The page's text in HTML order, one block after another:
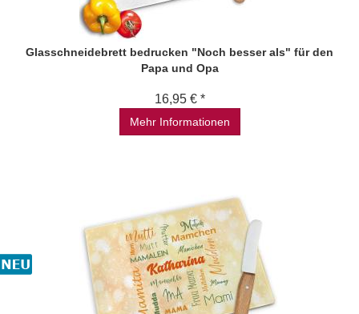
Glasschneidebrett bedrucken "Noch besser als" für den
Papa und Opa
16,95 € *
Mehr Informationen